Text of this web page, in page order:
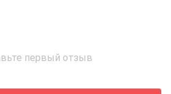
первый отзыв